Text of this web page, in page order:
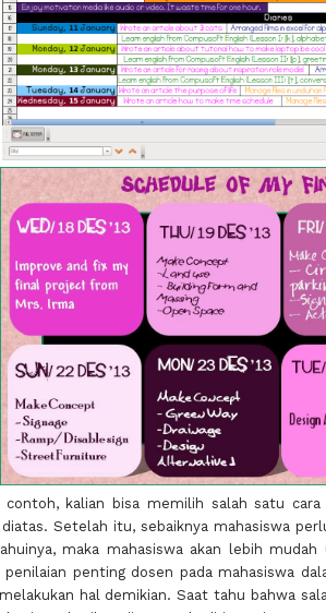
contoh, kalian bisa memilih salah satu
diatas. Setelah itu, sebaiknya mahasiswa
maka mahasiswa akan lebih
penilaian penting dosen pada mahasiswa
hal demikian. Saat tahu bahwa